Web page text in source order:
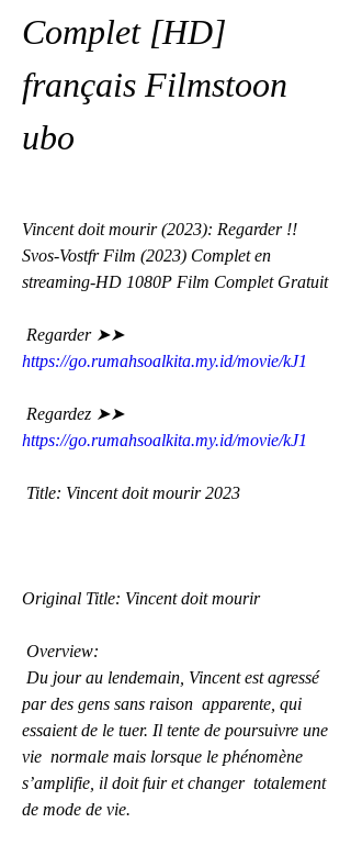
Complet [HD]
français Filmstoon
ubo
Vincent doit mourir (2023): Regarder !!
Svos-Vostfr Film (2023) Complet en
streaming-HD 1080P Film Complet Gratuit
Regarder ➤➤
https://go.rumahsoalkita.my.id/movie/kJ1
Regardez ➤➤
https://go.rumahsoalkita.my.id/movie/kJ1
Title: Vincent doit mourir 2023
Original Title: Vincent doit mourir
Overview:
par des gens sans raison  apparente, qui
essaient de le tuer. Il tente de poursuivre une
vie  normale mais lorsque le phénomène
s’amplifie, il doit fuir et changer  totalement
de mode de vie.